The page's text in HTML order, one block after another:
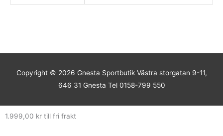
Copyright © 2026 Gnesta SportbutikVästra storgatan 9-11,
646 31 Gnesta Tel 0158-799 550
1.999,00 kr till fri frakt